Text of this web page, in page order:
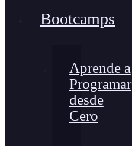
Bootcamps
Aprende a
Programar
desde
Cero